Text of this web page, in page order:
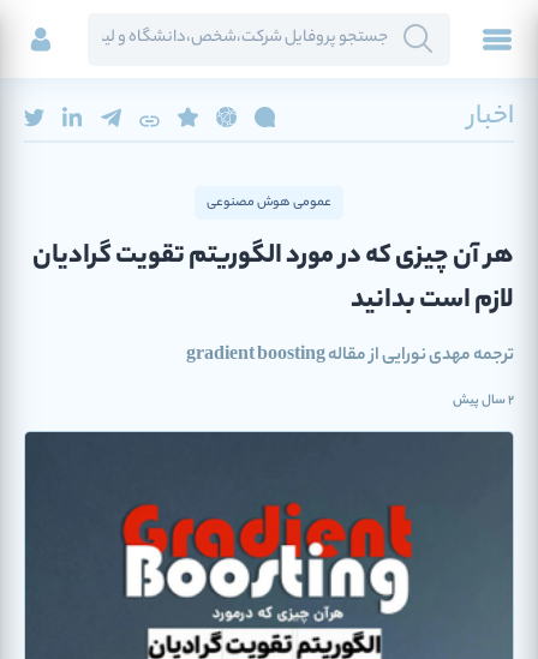
اخبار
عمومی هوش مصنوعی
هر آن چیزی که در مورد الگوریتم تقویت گرادیان
لازم است بدانید
ترجمه مهدی نورایی از مقاله gradient boosting
2 سال پیش